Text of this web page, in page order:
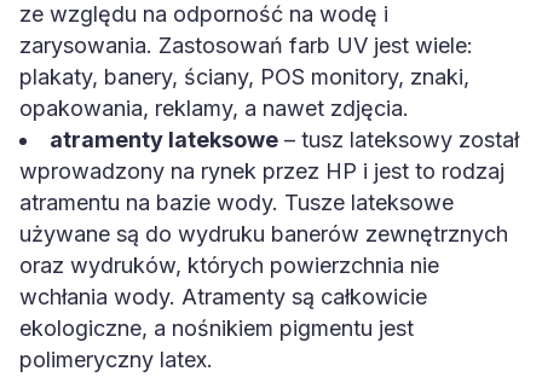
ze względu na odporność na wodę i
zarysowania. Zastosowań farb UV jest wiele:
plakaty, banery, ściany, POS monitory, znaki,
opakowania, reklamy, a nawet zdjęcia.
atramenty lateksowe – tusz lateksowy został
wprowadzony na rynek przez HP i jest to rodzaj
atramentu na bazie wody. Tusze lateksowe
używane są do wydruku banerów zewnętrznych
oraz wydruków, których powierzchnia nie
wchłania wody. Atramenty są całkowicie
ekologiczne, a nośnikiem pigmentu jest
polimeryczny latex.